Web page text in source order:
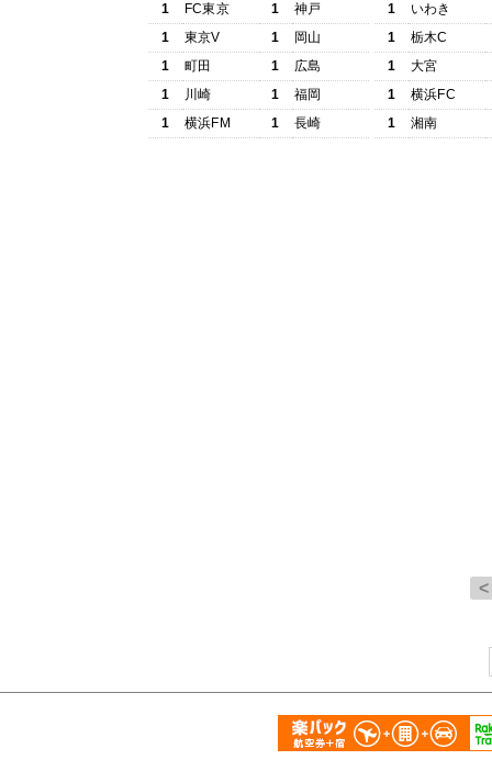
1
FC東京 1
神戸
1
東京V 1
岡山
1
町田 1
広島
1
川崎 1
福岡
1
横浜FM 1 長崎
1
いわき
1
栃木C
1
大宮
1
横浜FC
1
湘南